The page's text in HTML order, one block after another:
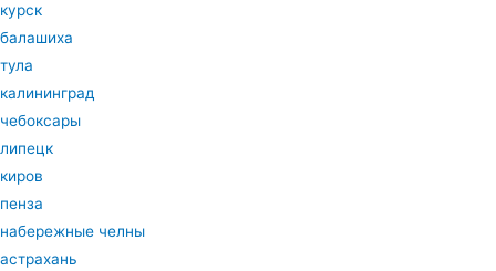
курск
балашиха
тула
калининград
чебоксары
липецк
киров
пенза
набережные челны
астрахань